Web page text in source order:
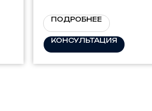
ПОДРОБНЕЕ
КОНСУЛЬТАЦИЯ